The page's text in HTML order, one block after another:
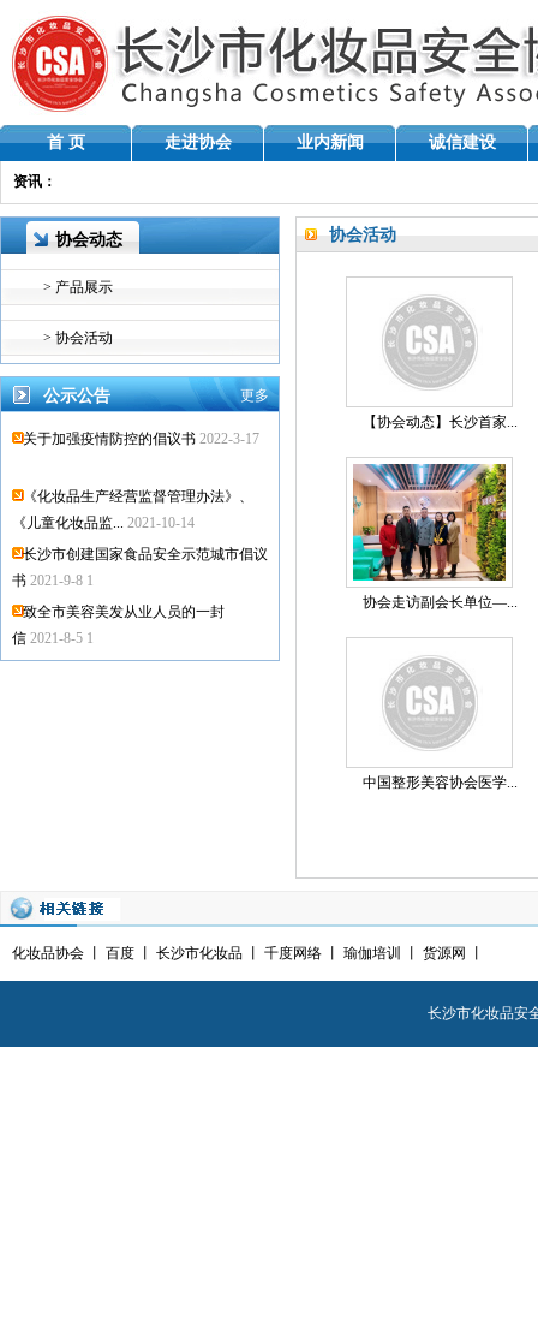
首 页 走进协会 业内新闻 诚信建设
资讯：
协会动态
> 产品展示
> 协会活动
更多
公示公告
关于加强疫情防控的倡议书 2022-3-17
《化妆品生产经营监督管理办法》、
《儿童化妆品监... 2021-10-14
长沙市创建国家食品安全示范城市倡议
书 2021-9-8 1
致全市美容美发从业人员的一封
信 2021-8-5 1
协会活动
【协会动态】长沙首家...
协会走访副会长单位—...
中国整形美容协会医学...
化妆品协会 百度 长沙市化妆品 千度网络 瑜伽培训 货源网
长沙市化妆品安